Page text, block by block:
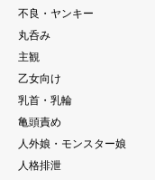
不良・ヤンキー
丸呑み
主観
乙女向け
乳首・乳輪
亀頭責め
人外娘・モンスター娘
人格排泄